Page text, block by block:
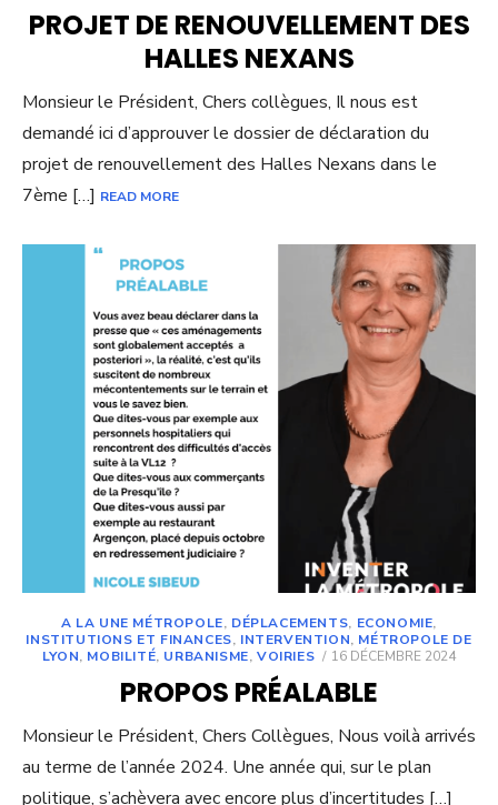
PROJET DE RENOUVELLEMENT DES
HALLES NEXANS
Monsieur le Président, Chers collègues, Il nous est
demandé ici d’approuver le dossier de déclaration du
projet de renouvellement des Halles Nexans dans le
7ème […] READ MORE
A LA UNE MÉTROPOLE, DÉPLACEMENTS, ECONOMIE,
INSTITUTIONS ET FINANCES, INTERVENTION, MÉTROPOLE DE
LYON, MOBILITÉ, URBANISME,VOIRIES
POSTED
16 DÉCEMBRE 2024
PROPOS PRÉALABLE
Monsieur le Président, Chers Collègues, Nous voilà arrivés
au terme de l’année 2024. Une année qui, sur le plan
politique, s’achèvera avec encore plus d’incertitudes […]